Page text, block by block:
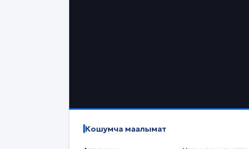
Кошумча маалымат